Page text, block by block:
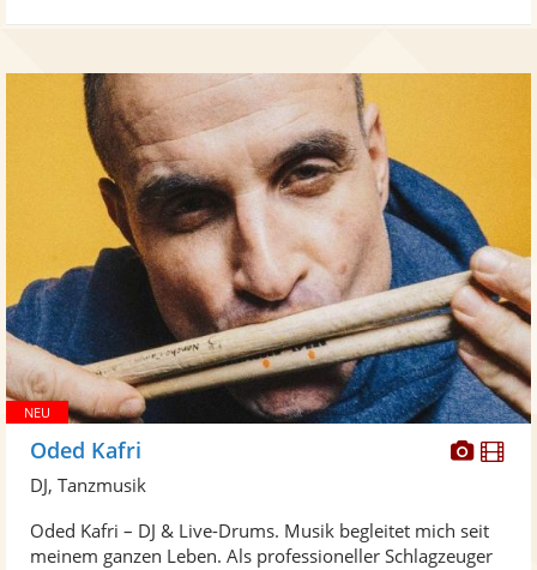
Fotos
Oded Kafri
DJ, Tanzmusik
Oded Kafri – DJ & Live-Drums. Musik begleitet mich seit
meinem ganzen Leben. Als professioneller Schlagzeuger